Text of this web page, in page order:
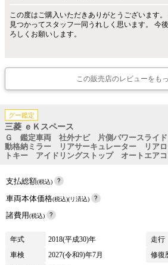
この度はご購入いただきありがとうございます
見つかってスタッフ一同うれしく思います。 今
ろしくお願いします。
この販売店のレビューをも
グー鑑定
三菱 ｅＫスペース
Ｇ 鑑定車両 社外ナビ 片側パワースライ
動格納ミラー リアサーキュレーター リア
トキー アイドリングストップ オートエア
支払総額(税込)
車両本体価格(税込)(リ済込)
諸費用(税込)
年式 2018(平成30)年 走行
車検
2027(令和9)年7月 修復